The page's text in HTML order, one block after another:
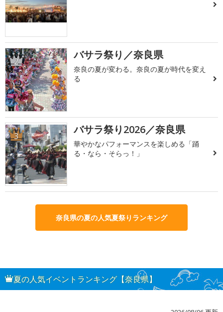
2 バサラ祭り／奈良県
奈良の夏が変わる。奈良の夏が時代を変え
る
3 バサラ祭り2026／奈良県
華やかなパフォーマンスを楽しめる「踊
る・なら・そらっ！」
奈良県の夏の人気夏祭りランキング
夏の人気イベントランキング【奈良県】